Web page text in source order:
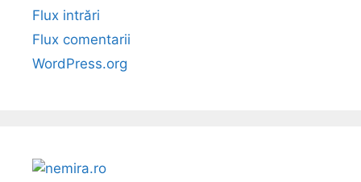
Flux intrări
Flux comentarii
WordPress.org